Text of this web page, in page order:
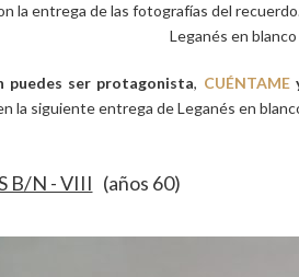
la entrega de las fotografías del
Leganés en
puedes ser protagonista, CUÉNTAME
la siguiente entrega de Leganés en
B/N - VIII (años 60)